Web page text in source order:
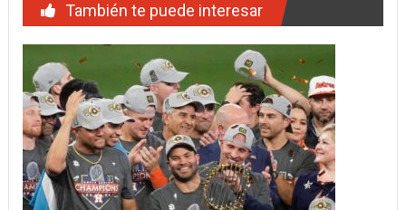
También te puede interesar